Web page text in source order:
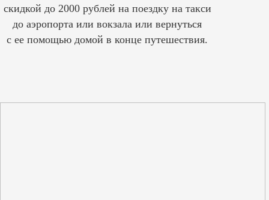
скидкой до 2000 рублей на поездку на такси
до аэропорта или вокзала или вернуться
с ее помощью домой в конце путешествия.